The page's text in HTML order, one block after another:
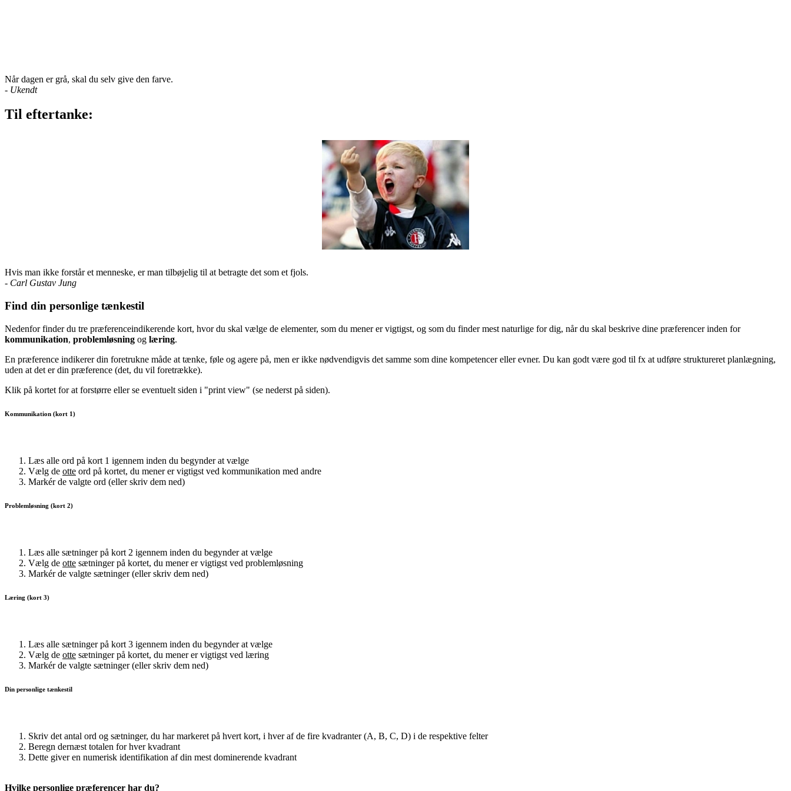
Når dagen er grå, skal du selv give den farve.
- Ukendt
Til eftertanke:
Hvis man ikke forstår et menneske, er man tilbøjelig til at betragte det som et fjols.
- Carl Gustav Jung
Find din personlige tænkestil
Nedenfor finder du tre præferenceindikerende kort, hvor du skal vælge de elementer, som du mener er vigtigst, og som du finder mest naturlige for dig, når du skal beskrive dine præferencer inden for
kommunikation, problemløsning og læring.
En præference indikerer din foretrukne måde at tænke, føle og agere på, men er ikke nødvendigvis det samme som dine kompetencer eller evner. Du kan godt være god til fx at udføre struktureret planlægning,
uden at det er din præference (det, du vil foretrække).
Klik på kortet for at forstørre eller se eventuelt siden i "print view" (se nederst på siden).
Kommunikation (kort 1)
Læs alle ord på kort 1 igennem inden du begynder at vælge
Vælg de otte ord på kortet, du mener er vigtigst ved kommunikation med andre
Markér de valgte ord (eller skriv dem ned)
Problemløsning (kort 2)
Læs alle sætninger på kort 2 igennem inden du begynder at vælge
Vælg de otte sætninger på kortet, du mener er vigtigst ved problemløsning
Markér de valgte sætninger (eller skriv dem ned)
Læring (kort 3)
Læs alle sætninger på kort 3 igennem inden du begynder at vælge
Vælg de otte sætninger på kortet, du mener er vigtigst ved læring
Markér de valgte sætninger (eller skriv dem ned)
Din personlige tænkestil
Skriv det antal ord og sætninger, du har markeret på hvert kort, i hver af de fire kvadranter (A, B, C, D) i de respektive felter
Beregn dernæst totalen for hver kvadrant
Dette giver en numerisk identifikation af din mest dominerende kvadrant
Hvilke personlige præferencer har du?